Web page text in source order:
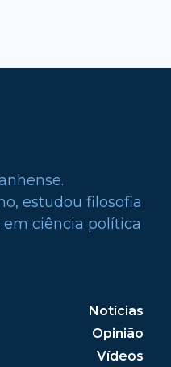
estudou filosofia
ciência política
Notícias
Opinião
Vídeos